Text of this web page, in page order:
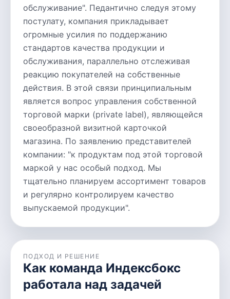
обслуживание". Педантично следуя этому
постулату, компания прикладывает
огромные усилия по поддержанию
стандартов качества продукции и
обслуживания, параллельно отслеживая
реакцию покупателей на собственные
действия. В этой связи принципиальным
является вопрос управления собственной
торговой марки (private label), являющейся
своеобразной визитной карточкой
магазина. По заявлению представителей
компании: "к продуктам под этой торговой
маркой у нас особый подход. Мы
тщательно планируем ассортимент товаров
и регулярно контролируем качество
выпускаемой продукции".
ПОДХОД И РЕШЕНИЕ
Как команда Индексбокс
работала над задачей